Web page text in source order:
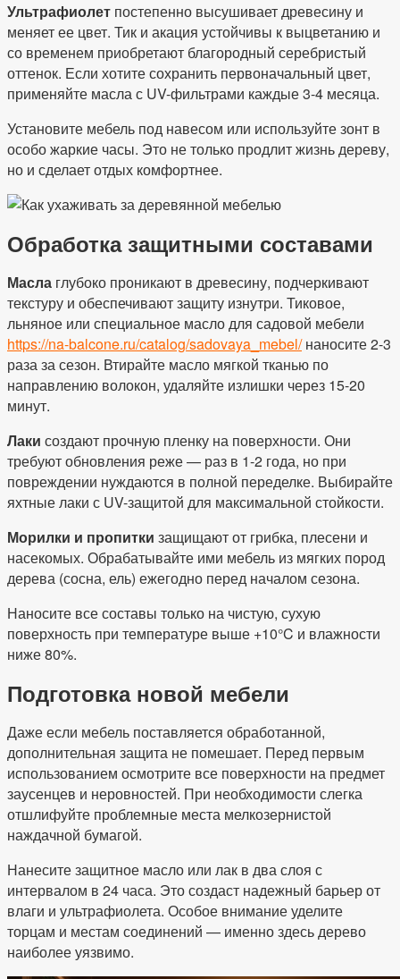
Ультрафиолет постепенно высушивает древесину и
меняет ее цвет. Тик и акация устойчивы к выцветанию и
со временем приобретают благородный серебристый
оттенок. Если хотите сохранить первоначальный цвет,
применяйте масла с UV-фильтрами каждые 3-4 месяца.
Установите мебель под навесом или используйте зонт в
особо жаркие часы. Это не только продлит жизнь дереву,
но и сделает отдых комфортнее.
Обработка защитными составами
Масла глубоко проникают в древесину, подчеркивают
текстуру и обеспечивают защиту изнутри. Тиковое,
льняное или специальное масло для садовой мебели
https://na-balcone.ru/catalog/sadovaya_mebel/наносите 2-3
раза за сезон. Втирайте масло мягкой тканью по
направлению волокон, удаляйте излишки через 15-20
минут.
Лаки создают прочную пленку на поверхности. Они
требуют обновления реже — раз в 1-2 года, но при
повреждении нуждаются в полной переделке. Выбирайте
яхтные лаки с UV-защитой для максимальной стойкости.
Морилки и пропитки защищают от грибка, плесени и
насекомых. Обрабатывайте ими мебель из мягких пород
дерева (сосна, ель) ежегодно перед началом сезона.
Наносите все составы только на чистую, сухую
поверхность при температуре выше +10°C и влажности
ниже 80%.
Подготовка новой мебели
Даже если мебель поставляется обработанной,
дополнительная защита не помешает. Перед первым
использованием осмотрите все поверхности на предмет
заусенцев и неровностей. При необходимости слегка
отшлифуйте проблемные места мелкозернистой
наждачной бумагой.
Нанесите защитное масло или лак в два слоя с
интервалом в 24 часа. Это создаст надежный барьер от
влаги и ультрафиолета. Особое внимание уделите
торцам и местам соединений — именно здесь дерево
наиболее уязвимо.